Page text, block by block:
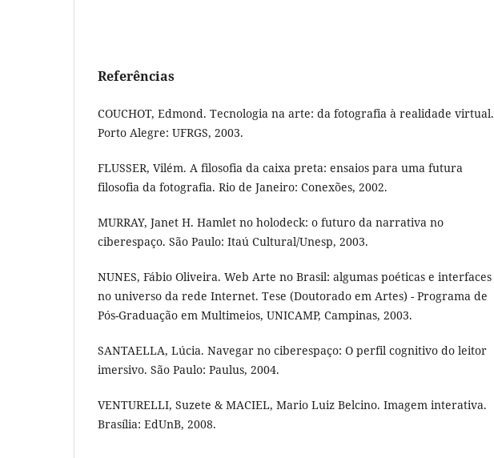
Referências
COUCHOT, Edmond. Tecnologia na arte: da fotografia à realidade virtual.
Porto Alegre: UFRGS, 2003.
FLUSSER, Vilém. A filosofia da caixa preta: ensaios para uma futura
filosofia da fotografia. Rio de Janeiro: Conexões, 2002.
MURRAY, Janet H. Hamlet no holodeck: o futuro da narrativa no
ciberespaço. São Paulo: Itaú Cultural/Unesp, 2003.
NUNES, Fábio Oliveira. Web Arte no Brasil: algumas poéticas e interfaces
no universo da rede Internet. Tese (Doutorado em Artes) - Programa de
Pós-Graduação em Multimeios, UNICAMP, Campinas, 2003.
SANTAELLA, Lúcia. Navegar no ciberespaço: O perfil cognitivo do leitor
imersivo. São Paulo: Paulus, 2004.
VENTURELLI, Suzete & MACIEL, Mario Luiz Belcino. Imagem interativa.
Brasília: EdUnB, 2008.